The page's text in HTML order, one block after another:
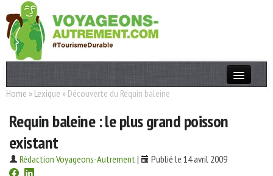
Actualités
T. Responsable
Destinations
Acteurs
Home » Lexique » Découverte du Requin baleine
Requin baleine : le plus grand poisson
existant
Rédaction Voyageons-Autrement| Publié le 14 avril 2009